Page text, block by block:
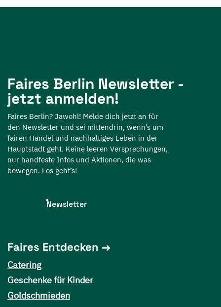
Faires Berlin Newsletter -
jetzt anmelden!
Faires Berlin? Jawohl! Melde dich jetzt an für
den Newsletter und sei mittendrin, wenn’s um
fairen Handel und nachhaltiges Leben in der
Hauptstadt geht. Keine leeren Versprechungen,
nur handfeste Infos und Aktionen, die was
bewegen. Los geht’s!
Newsletter
Faires Entdecken
Catering
Geschenke für Kinder
Goldschmieden